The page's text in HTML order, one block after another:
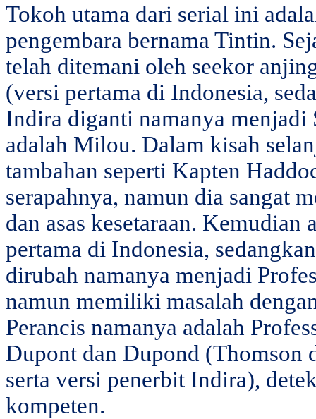
Tokoh utama dari serial ini
pengembara bernama Tintin.
telah ditemani oleh seekor
(versi pertama di Indonesia,
Indira diganti namanya
adalah Milou. Dalam kisah
tambahan seperti Kapten
serapahnya, namun dia sangat
dan asas kesetaraan.
pertama di Indonesia,
dirubah namanya menjadi
namun memiliki masalah
Perancis namanya adalah
Dupont dan Dupond (Thomson
serta versi penerbit Indira),
kompeten.